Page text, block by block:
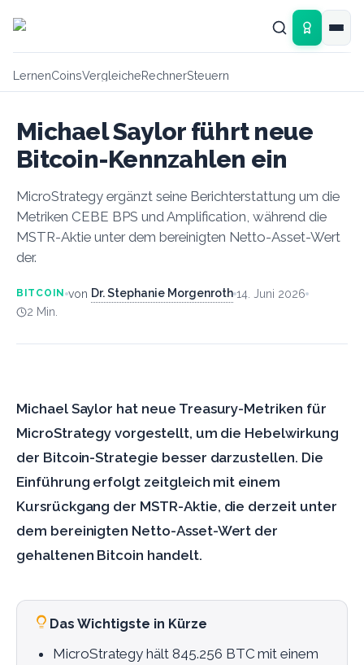
LernenCoinsVergleicheRechnerSteuern
Michael Saylor führt neue
Bitcoin-Kennzahlen ein
MicroStrategy ergänzt seine Berichterstattung um die
Metriken CEBE BPS und Amplification, während die
MSTR-Aktie unter dem bereinigten Netto-Asset-Wert
der.
BITCOIN von Dr. Stephanie Morgenroth 14. Juni 2026
2 Min.
Michael Saylor hat neue Treasury-Metriken für
MicroStrategy vorgestellt, um die Hebelwirkung
der Bitcoin-Strategie besser darzustellen. Die
Einführung erfolgt zeitgleich mit einem
Kursrückgang der MSTR-Aktie, die derzeit unter
dem bereinigten Netto-Asset-Wert der
gehaltenen Bitcoin handelt.
Das Wichtigste in Kürze
MicroStrategy hält 845.256 BTC mit einem